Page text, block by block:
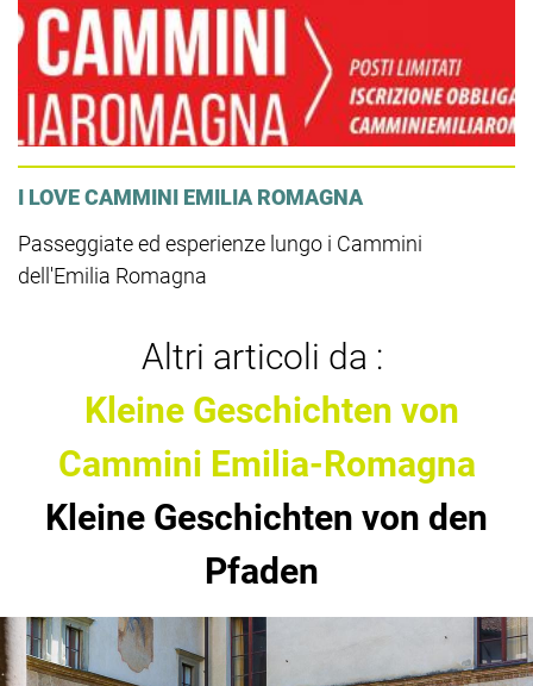
I LOVE CAMMINI EMILIA ROMAGNA
Passeggiate ed esperienze lungo i Cammini
dell'Emilia Romagna
Altri articoli da :
Kleine Geschichten von
Cammini Emilia-Romagna
Kleine Geschichten von den
Pfaden